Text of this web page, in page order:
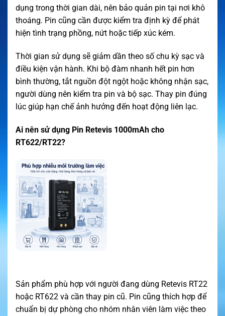
dụng trong thời gian dài, nên bảo quản pin tại nơi khô
thoáng. Pin cũng cần được kiểm tra định kỳ để phát
hiện tình trạng phồng, nứt hoặc tiếp xúc kém.
Thời gian sử dụng sẽ giảm dần theo số chu kỳ sạc và
điều kiện vận hành. Khi bộ đàm nhanh hết pin hơn
bình thường, tắt nguồn đột ngột hoặc không nhận sạc,
người dùng nên kiểm tra pin và bộ sạc. Thay pin đúng
lúc giúp hạn chế ảnh hưởng đến hoạt động liên lạc.
Ai nên sử dụng Pin Retevis 1000mAh cho
RT622/RT22?
Sản phẩm phù hợp với người đang dùng Retevis RT22
hoặc RT622 và cần thay pin cũ. Pin cũng thích hợp để
chuẩn bị dự phòng cho nhóm nhân viên làm việc theo